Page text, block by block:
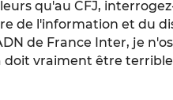
qu'au CFJ,
de l'information et du
de France Inter, je
doit vraiment être